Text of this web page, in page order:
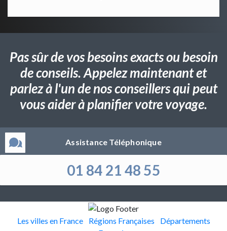
Pas sûr de vos besoins exacts ou besoin
de conseils. Appelez maintenant et
parlez à l'un de nos conseillers qui peut
vous aider à planifier votre voyage.
Assistance Téléphonique
01 84 21 48 55
Les villes en France Régions Françaises
Départements